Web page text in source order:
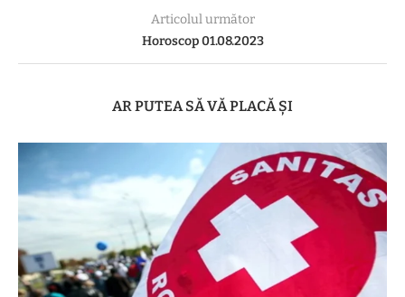
Articolul următor
Horoscop 01.08.2023
AR PUTEA SĂ VĂ PLACĂ ȘI